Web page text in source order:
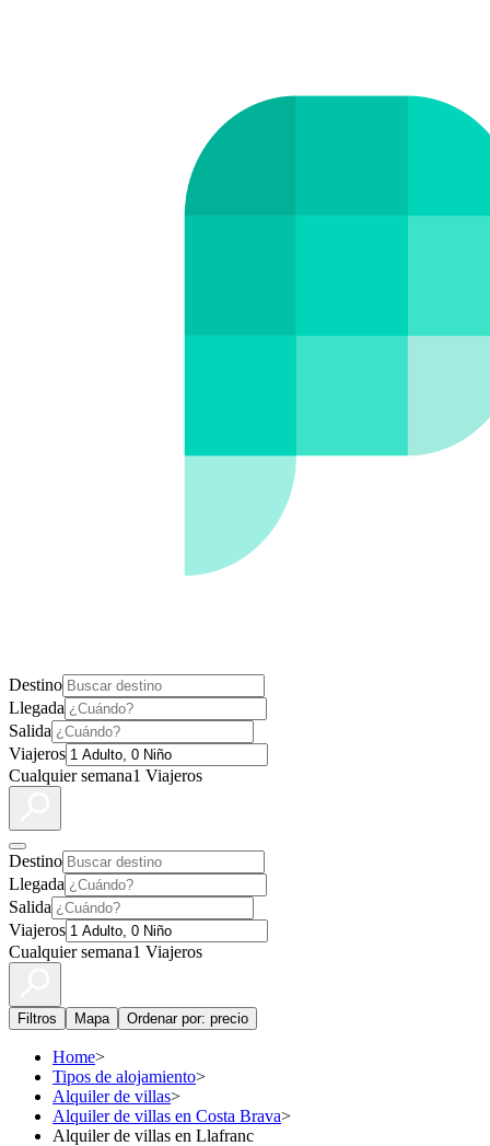
Destino
Llegada
Salida
Viajeros
Cualquier semana1 Viajeros
Destino
Llegada
Salida
Viajeros
Cualquier semana1 Viajeros
Filtros Mapa Ordenar por: precio
Home>
Tipos de alojamiento>
Alquiler de villas>
Alquiler de villas en Costa Brava>
Alquiler de villas en Llafranc